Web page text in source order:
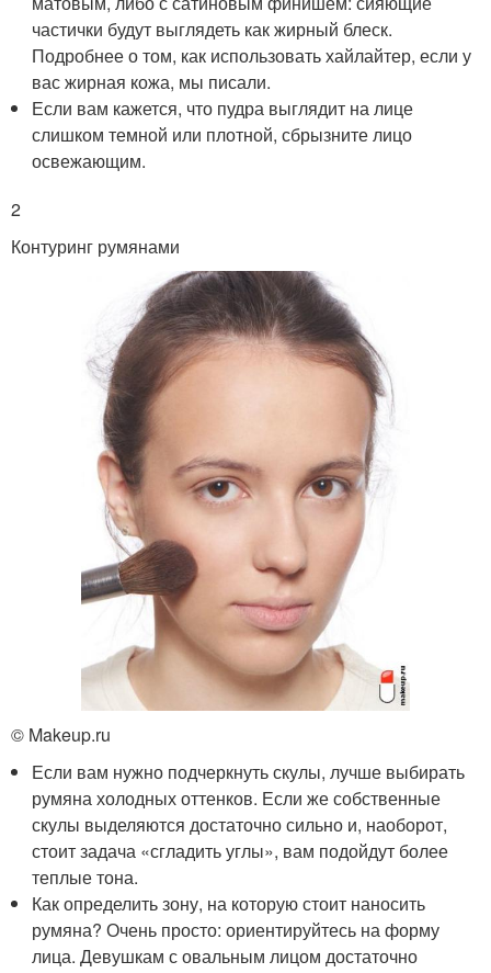
частички будут выглядеть как жирный блеск.
Подробнее о том, как использовать хайлайтер, если у
вас жирная кожа, мы писали.
Если вам кажется, что пудра выглядит на лице
слишком темной или плотной, сбрызните лицо
освежающим.
2
Контуринг румянами
© Makeup.ru
Если вам нужно подчеркнуть скулы, лучше выбирать
румяна холодных оттенков. Если же собственные
скулы выделяются достаточно сильно и, наоборот,
стоит задача «сгладить углы», вам подойдут более
теплые тона.
Как определить зону, на которую стоит наносить
румяна? Очень просто: ориентируйтесь на форму
лица. Девушкам с овальным лицом достаточно